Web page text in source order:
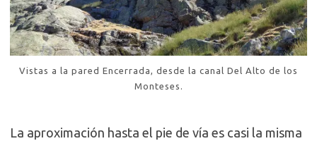
Vistas a la pared Encerrada, desde la canal Del Alto de los
Monteses.
La aproximación hasta el pie de vía es casi la misma